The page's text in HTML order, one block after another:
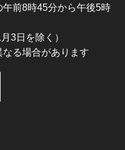
前8時45分から午後5時
3日を除く）
る場合があります